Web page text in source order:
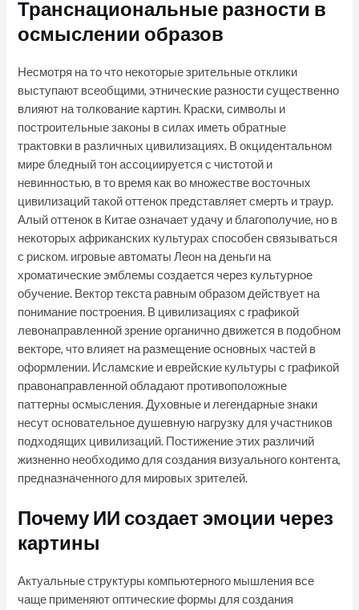
Транснациональные разности в
осмыслении образов
Несмотря на то что некоторые зрительные отклики
выступают всеобщими, этнические разности существенно
влияют на толкование картин. Краски, символы и
построительные законы в силах иметь обратные
трактовки в различных цивилизациях. В окцидентальном
мире бледный тон ассоциируется с чистотой и
невинностью, в то время как во множестве восточных
цивилизаций такой оттенок представляет смерть и траур.
Алый оттенок в Китае означает удачу и благополучие, но в
некоторых африканских культурах способен связываться
с риском. игровые автоматы Леон на деньги на
хроматические эмблемы создается через культурное
обучение. Вектор текста равным образом действует на
понимание построения. В цивилизациях с графикой
левонаправленной зрение органично движется в подобном
векторе, что влияет на размещение основных частей в
оформлении. Исламские и еврейские культуры с графикой
правонаправленной обладают противоположные
паттерны осмысления. Духовные и легендарные знаки
несут основательное душевную нагрузку для участников
подходящих цивилизаций. Постижение этих различий
жизненно необходимо для создания визуального контента,
предназначенного для мировых зрителей.
Почему ИИ создает эмоции через
картины
Актуальные структуры компьютерного мышления все
чаще применяют оптические формы для создания